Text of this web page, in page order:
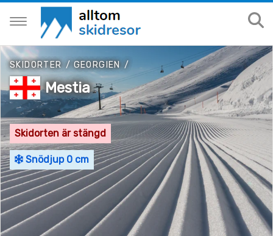
SKIDORTER / GEORGIEN /
Mestia
Skidorten är stängd
Snödjup 0 cm